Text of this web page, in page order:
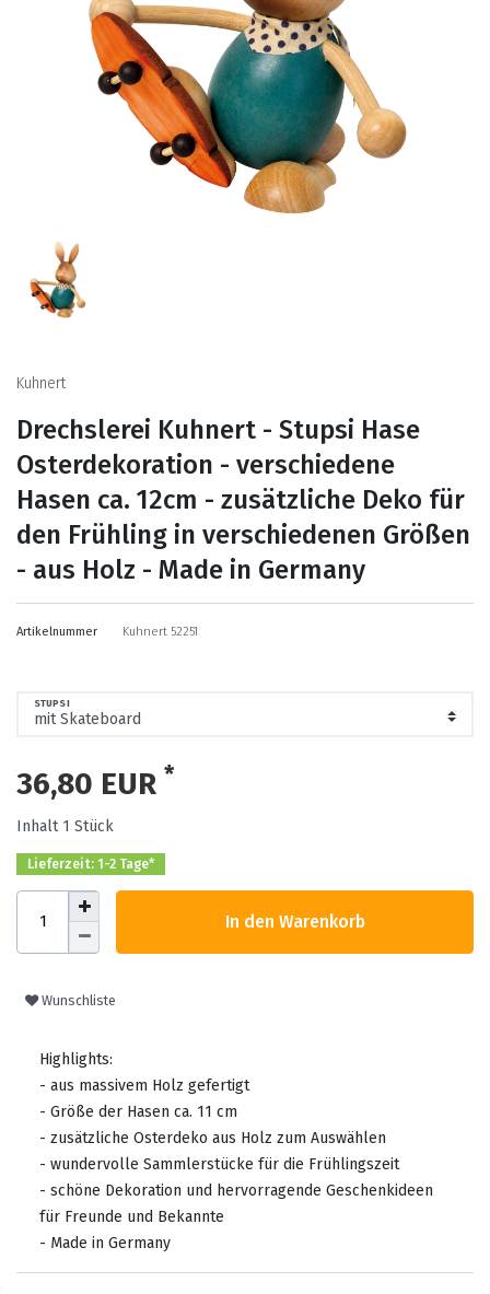
Kuhnert
Drechslerei Kuhnert - Stupsi Hase
Osterdekoration - verschiedene
Hasen ca. 12cm - zusätzliche Deko für
den Frühling in verschiedenen Größen
- aus Holz - Made in Germany
Artikelnummer Kuhnert 52251
STUPSI
36,80 EUR *
Inhalt 1 Stück
Lieferzeit: 1-2 Tage*
In den Warenkorb
Wunschliste
Highlights:
- aus massivem Holz gefertigt
- Größe der Hasen ca. 11 cm
- zusätzliche Osterdeko aus Holz zum Auswählen
- wundervolle Sammlerstücke für die Frühlingszeit
- schöne Dekoration und hervorragende Geschenkideen
für Freunde und Bekannte
- Made in Germany